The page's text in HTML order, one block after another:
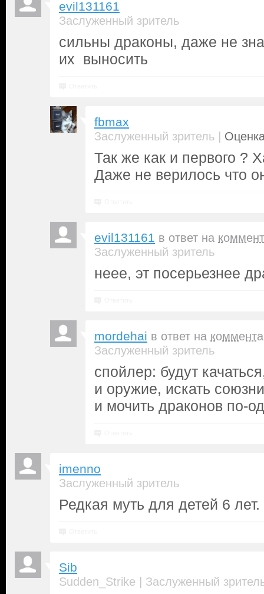
evil131161
Заслуженный зритель
сильны драконы, даже не
их выносить
fbmax
Заслуженный зритель |
Так же как и первого ?
Даже не верилось что
evil131161 в ответ на
Заслуженный зритель
неее, эт посерьезнее
mordehai в ответ на
Заслуженный зритель
спойлер: будут
и оружие, искать
и мочить драконов по-
imenno
Заслуженный зритель
Редкая муть для детей 6 лет.
Sib
Sudden_Strike | Заслуженный